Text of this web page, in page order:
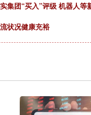
集团“买入”评级 机器人等
状况健康充裕